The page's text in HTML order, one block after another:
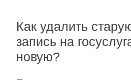
Как удалить
запись на
новую?